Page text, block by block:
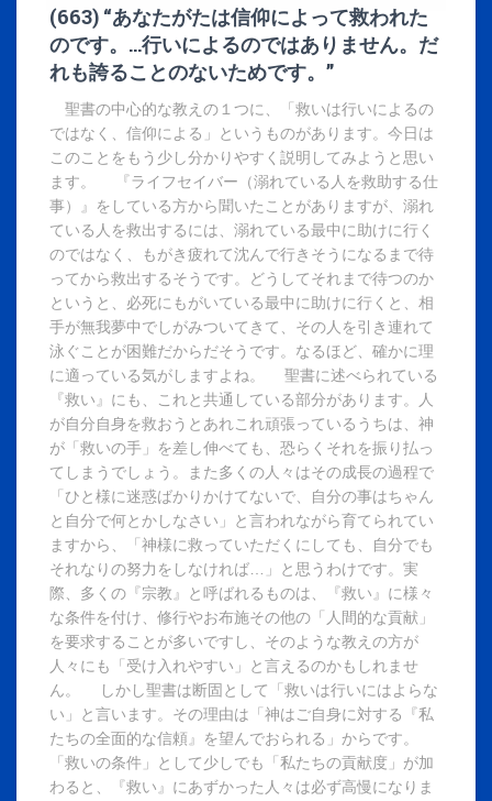
(663) “あなたがたは信仰によって救われた
のです。…行いによるのではありません。だ
れも誇ることのないためです。”
聖書の中心的な教えの１つに、「救いは行いによるの
ではなく、信仰による」というものがあります。今日は
このことをもう少し分かりやすく説明してみようと思い
ます。 『ライフセイバー（溺れている人を救助する仕
事）』をしている方から聞いたことがありますが、溺れ
ている人を救出するには、溺れている最中に助けに行く
のではなく、もがき疲れて沈んで行きそうになるまで待
ってから救出するそうです。どうしてそれまで待つのか
というと、必死にもがいている最中に助けに行くと、相
手が無我夢中でしがみついてきて、その人を引き連れて
泳ぐことが困難だからだそうです。なるほど、確かに理
に適っている気がしますよね。 聖書に述べられている
『救い』にも、これと共通している部分があります。人
が自分自身を救おうとあれこれ頑張っているうちは、神
が「救いの手」を差し伸べても、恐らくそれを振り払っ
てしまうでしょう。また多くの人々はその成長の過程で
「ひと様に迷惑ばかりかけてないで、自分の事はちゃん
と自分で何とかしなさい」と言われながら育てられてい
ますから、「神様に救っていただくにしても、自分でも
それなりの努力をしなければ…」と思うわけです。実
際、多くの『宗教』と呼ばれるものは、『救い』に様々
な条件を付け、修行やお布施その他の「人間的な貢献」
を要求することが多いですし、そのような教えの方が
人々にも「受け入れやすい」と言えるのかもしれませ
ん。 しかし聖書は断固として「救いは行いにはよらな
い」と言います。その理由は「神はご自身に対する『私
たちの全面的な信頼』を望んでおられる」からです。
「救いの条件」として少しでも「私たちの貢献度」が加
わると、『救い』にあずかった人々は必ず高慢になりま